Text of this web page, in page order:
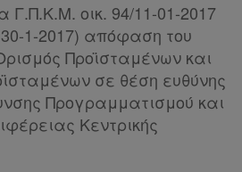
Γ.Π.Κ.Μ. οικ. 94/11-01-2017
1-2017) απόφαση του
Προϊσταμένων και
σε θέση ευθύνης
Προγραμματισμού και
Κεντρικής